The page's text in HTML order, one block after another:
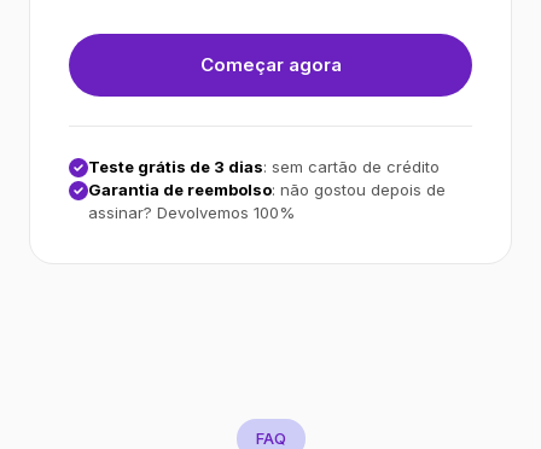
Começar agora
Teste grátis de 3 dias: sem cartão de crédito
Garantia de reembolso: não gostou depois de
assinar? Devolvemos 100%
FAQ